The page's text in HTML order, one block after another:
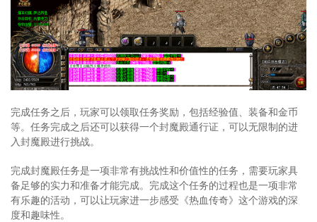
完成任务之后，玩家可以领取任务奖励，包括经验值、装备和金币
等。任务完成之后还可以获得一个封魔殿通行证，可以无限制的进
入封魔殿进行挑战。
完成封魔殿任务是一项非常有挑战性和价值性的任务，需要玩家具
备足够的实力和准备才能完成。完成这个任务的过程也是一项非常
有乐趣的活动，可以让玩家进一步感受《热血传奇》这个游戏的深
度和趣味性。